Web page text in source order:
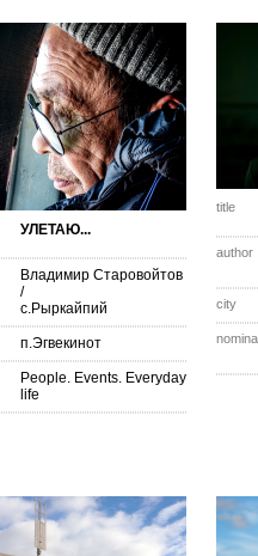
УЛЕТАЮ...
Владимир Старовойтов
/
с.Рыркайпий
п.Эгвекинот
People. Events. Everyday
life
title
author
city